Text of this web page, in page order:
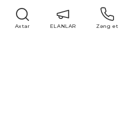
Axtar ELANLAR Zəng et
Qiymətləndirmə
Bazar araşdırması
Reklam və